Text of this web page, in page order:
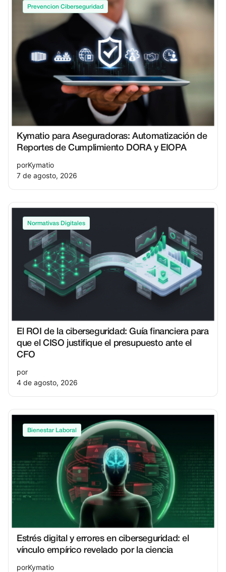
Prevencion Ciberseguridad
Kymatio para Aseguradoras: Automatización de
Reportes de Cumplimiento DORA y EIOPA
porKymatio
7 de agosto, 2026
Normativas Digitales
El ROI de la ciberseguridad: Guía financiera para
que el CISO justifique el presupuesto ante el
CFO
por
4 de agosto, 2026
Bienestar Laboral
Estrés digital y errores en ciberseguridad: el
vínculo empírico revelado por la ciencia
porKymatio